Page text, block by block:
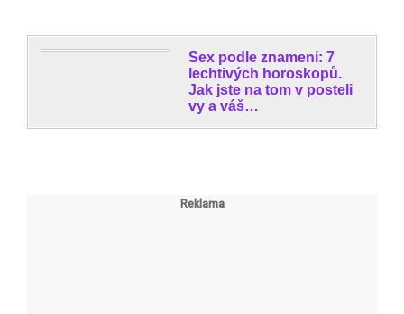
Sex podle znamení: 7
lechtivých horoskopů.
Jak jste na tom v posteli
vy a váš…